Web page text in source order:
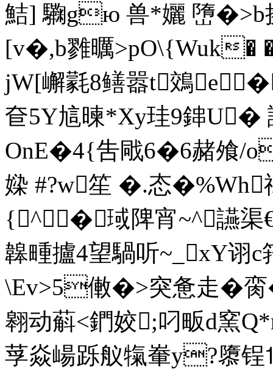
鮚] 驧gю 兽*孋 嶞�>b
[v�,b雡曞>pO\{Wuk�
jW[嶰氋8鳝 嚣t鵁
奆5Y訄暕*Xy珪9鋛U�
OnE�4{吿戙6�6赭飧/
媣 #?w笙 �.态
{^�琙陴宵~^讌渠
韟畽攎4望騧听~_xY
\Ev>5僌�>突惫走�脔
翱动蔛<鍆姣;叼畈d窯
莩焱崵跞舣犔輋y?隳